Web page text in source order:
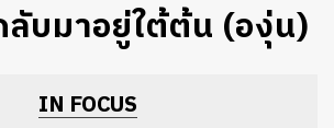
ลับมาอยู่ใต้ต้น (องุ่น)
IN FOCUS